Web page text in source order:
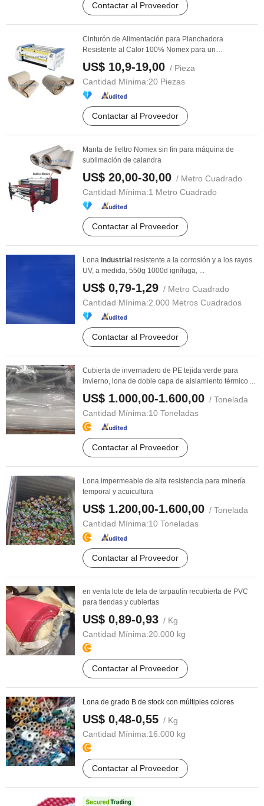
Contactar al Proveedor
Cinturón de Alimentación para Planchadora
Resistente al Calor 100% Nomex para un
Procesamiento de ...
US$ 10,9-19,00 / Pieza
Cantidad Mínima:20 Piezas
Contactar al Proveedor
Manta de fieltro Nomex sin fin para máquina de
sublimación de calandra
US$ 20,00-30,00 / Metro Cuadrado
Cantidad Mínima:1 Metro Cuadrado
Contactar al Proveedor
Lona industrial resistente a la corrosión y a los rayos
UV, a medida, 550g 1000d ignífuga, ...
US$ 0,79-1,29 / Metro Cuadrado
Cantidad Mínima:2.000 Metros Cuadrados
Contactar al Proveedor
Cubierta de invernadero de PE tejida verde para
invierno, lona de doble capa de aislamiento térmico ...
US$ 1.000,00-1.600,00 / Tonelada
Cantidad Mínima:10 Toneladas
Contactar al Proveedor
Lona impermeable de alta resistencia para minería
temporal y acuicultura
US$ 1.200,00-1.600,00 / Tonelada
Cantidad Mínima:10 Toneladas
Contactar al Proveedor
en venta lote de tela de tarpaulín recubierta de PVC
para tiendas y cubiertas
US$ 0,89-0,93 / Kg
Cantidad Mínima:20.000 kg
Contactar al Proveedor
Lona de grado B de stock con múltiples colores
US$ 0,48-0,55 / Kg
Cantidad Mínima:16.000 kg
Contactar al Proveedor